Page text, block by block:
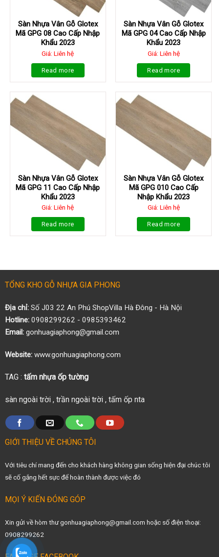
Sàn Nhựa Vân Gỗ Glotex
Mã GPG 08 Cao Cấp Nhập
Khẩu 2023
Giá: Liên hệ
Read more
Sàn Nhựa Vân Gỗ Glotex
Mã GPG 04 Cao Cấp Nhập
Khẩu 2023
Giá: Liên hệ
Read more
Sàn Nhựa Vân Gỗ Glotex
Mã GPG 11 Cao Cấp Nhập
Khẩu 2023
Giá: Liên hệ
Read more
Sàn Nhựa Vân Gỗ Glotex
Mã GPG 010 Cao Cấp
Nhập Khẩu 2023
Giá: Liên hệ
Read more
TỔNG KHO GỖ NHỰA GIA PHONG
Địa chỉ:Số J03 22 An Phú ShopVilla Hà Đông - Hà Nội
Hotline:0908299262 - 0985393462
Email:gonhuagiaphong@gmail.com
Website:www.gonhuagiaphong.com
TAG : tấm nhựa ốp tường
sàn ngoài trời, trần ngoài trời, tấm ốp nta
GIỚI THIỆU VỀ CHÚNG TÔI
Với tiêu chí mang đến cho khách hàng không gian sống hiện đại chúc tôi
sẽ cố gắng hết sực để hoàn thành được việc đó
MỌI Ý KIẾN ĐÓNG GÓP
Xin gửi về hòm thư gonhuagiaphong@gmail.com hoặc số điện thoại:
0908299262